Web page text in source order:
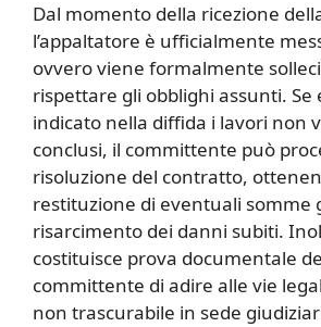
Dal momento della ricezione
l’appaltatore è ufficialmente
ovvero viene formalmente
rispettare gli obblighi assunti.
indicato nella diffida i lavori non
conclusi, il committente può
risoluzione del contratto,
restituzione di eventuali somme
risarcimento dei danni subiti.
costituisce prova documentale
committente di adire alle vie
non trascurabile in sede